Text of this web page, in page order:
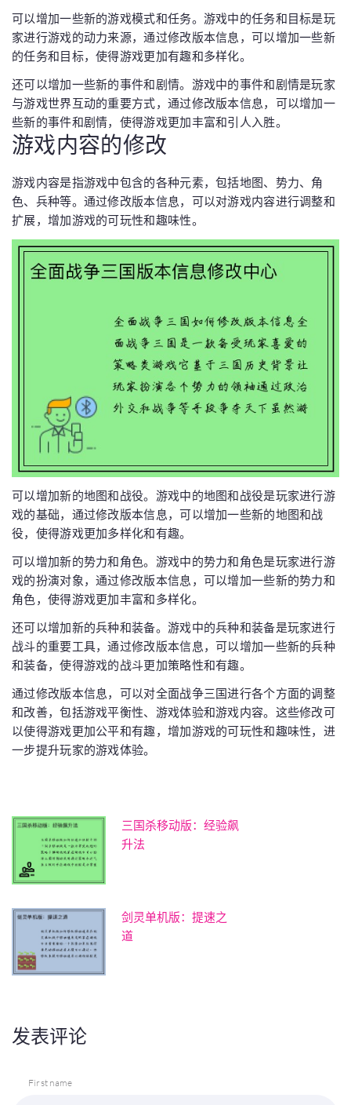
可以增加一些新的游戏模式和任务。游戏中的任务和目标是玩
家进行游戏的动力来源，通过修改版本信息，可以增加一些新
的任务和目标，使得游戏更加有趣和多样化。
还可以增加一些新的事件和剧情。游戏中的事件和剧情是玩家
与游戏世界互动的重要方式，通过修改版本信息，可以增加一
些新的事件和剧情，使得游戏更加丰富和引人入胜。
游戏内容的修改
游戏内容是指游戏中包含的各种元素，包括地图、势力、角
色、兵种等。通过修改版本信息，可以对游戏内容进行调整和
扩展，增加游戏的可玩性和趣味性。
可以增加新的地图和战役。游戏中的地图和战役是玩家进行游
戏的基础，通过修改版本信息，可以增加一些新的地图和战
役，使得游戏更加多样化和有趣。
可以增加新的势力和角色。游戏中的势力和角色是玩家进行游
戏的扮演对象，通过修改版本信息，可以增加一些新的势力和
角色，使得游戏更加丰富和多样化。
还可以增加新的兵种和装备。游戏中的兵种和装备是玩家进行
战斗的重要工具，通过修改版本信息，可以增加一些新的兵种
和装备，使得游戏的战斗更加策略性和有趣。
通过修改版本信息，可以对全面战争三国进行各个方面的调整
和改善，包括游戏平衡性、游戏体验和游戏内容。这些修改可
以使得游戏更加公平和有趣，增加游戏的可玩性和趣味性，进
一步提升玩家的游戏体验。
三国杀移动版：经验飙
升法
剑灵单机版：提速之
道
发表评论
First name